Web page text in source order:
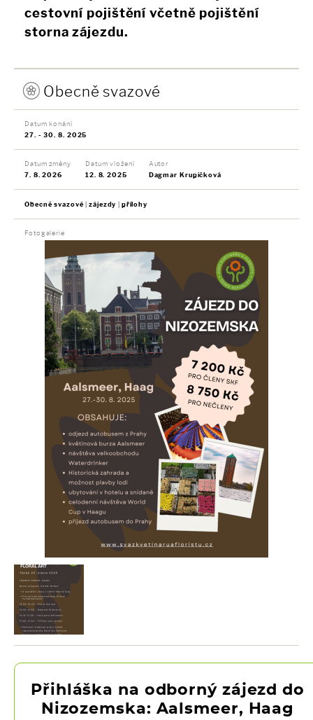
cestovní pojištění včetně pojištění
storna zájezdu.
Obecně svazové
Datum konání
27. - 30. 8. 2025
Datum změny
7. 8. 2026
Datum vložení
12. 8. 2025
Autor
Dagmar Krupičková
Obecně svazové zájezdy přílohy
Fotogalerie
Přihláška na odborný zájezd do
Nizozemska: Aalsmeer, Haag